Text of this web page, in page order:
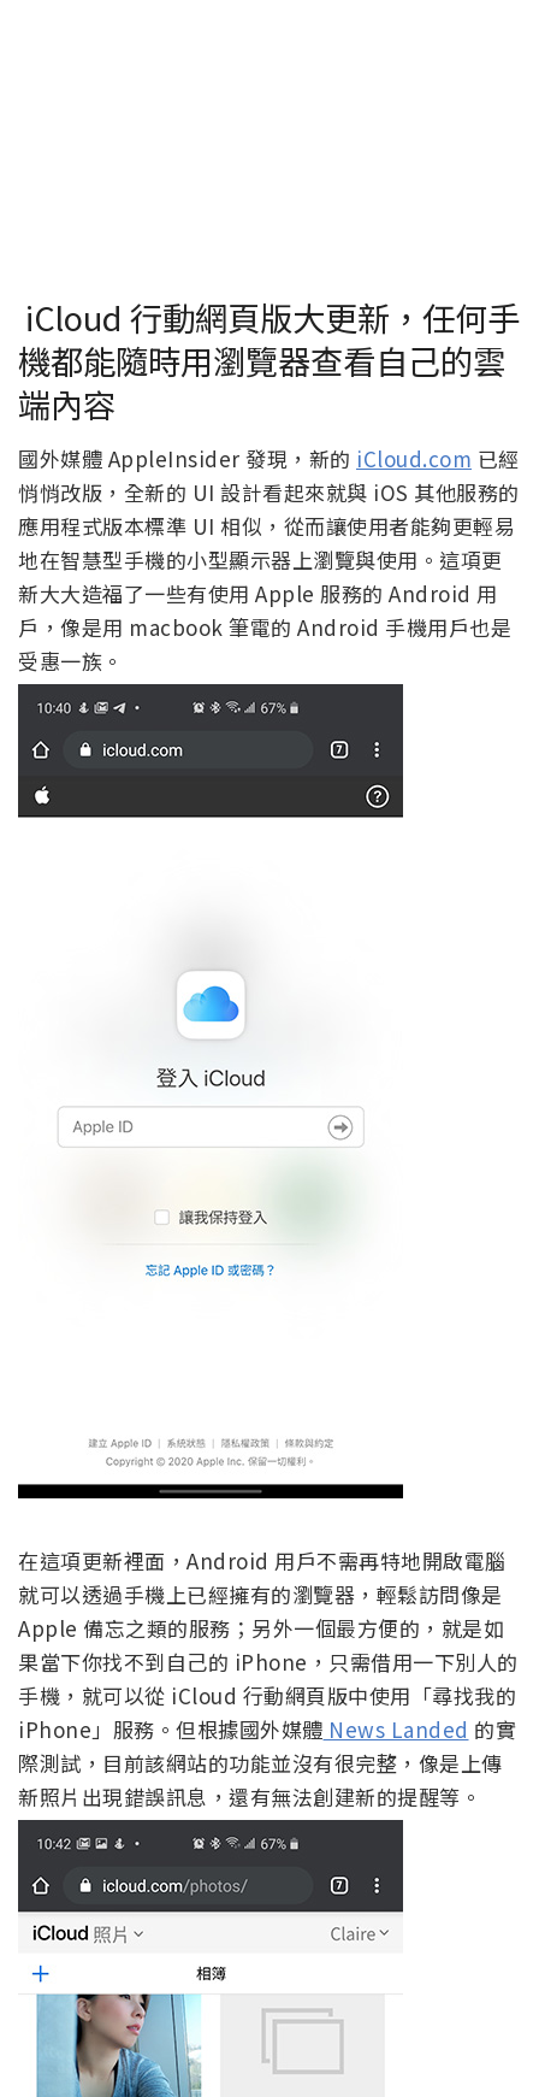
iCloud 行動網頁版大更新，任何手
機都能隨時用瀏覽器查看自己的雲
端內容
國外媒體 AppleInsider 發現，新的 iCloud.com 已經
悄悄改版，全新的 UI 設計看起來就與 iOS 其他服務的
應用程式版本標準 UI 相似，從而讓使用者能夠更輕易
地在智慧型手機的小型顯示器上瀏覽與使用。這項更
新大大造福了一些有使用 Apple 服務的 Android 用
戶，像是用 macbook 筆電的 Android 手機用戶也是
受惠一族。
在這項更新裡面，Android 用戶不需再特地開啟電腦
就可以透過手機上已經擁有的瀏覽器，輕鬆訪問像是
Apple 備忘之類的服務；另外一個最方便的，就是如
果當下你找不到自己的 iPhone，只需借用一下別人的
手機，就可以從 iCloud 行動網頁版中使用「尋找我的
iPhone」服務。但根據國外媒體 News Landed 的實
際測試，目前該網站的功能並沒有很完整，像是上傳
新照片出現錯誤訊息，還有無法創建新的提醒等。